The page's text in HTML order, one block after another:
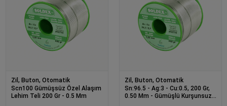
Zil, Buton, Otomatik
Scn100 Gümüşsüz Özel Alaşım
Lehim Teli 200 Gr - 0.5 Mm
Zil, Buton, Otomatik
Sn:96.5 - Ag:3 - Cu:0.5, 200 Gr,
0.50 Mm - Gümüşlü Kurşunsuz